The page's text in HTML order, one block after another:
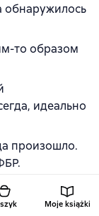
Moje książki
обнаружилось
то образом
идеально
произошло.
–
и на затылке